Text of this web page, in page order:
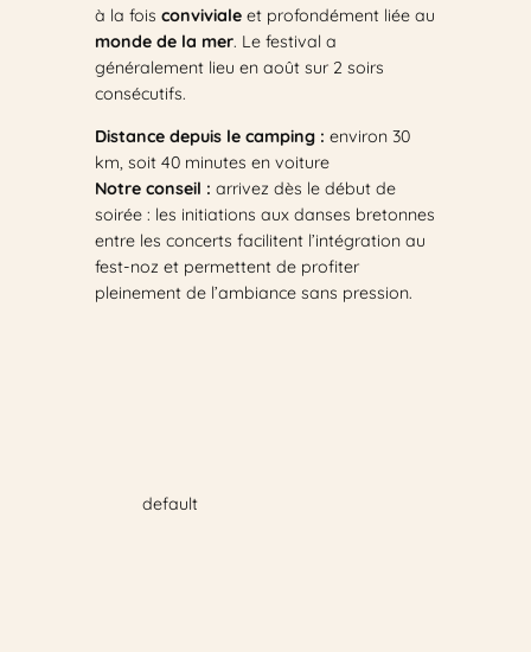
à la fois convivialeet profondément liée au
monde de la mer. Le festival a
généralement lieu en août sur 2 soirs
consécutifs.
Distance depuis le camping : environ 30
km, soit 40 minutes en voiture
Notre conseil : arrivez dès le début de
soirée : les initiations aux danses bretonnes
entre les concerts facilitent l’intégration au
fest-noz et permettent de profiter
pleinement de l’ambiance sans pression.
default